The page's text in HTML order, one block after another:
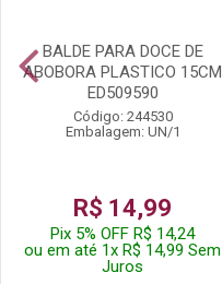
BALDE PARA DOCE DE
ABOBORA PLASTICO 15CM
ED509590
Código: 244530
Embalagem: UN/1
R$ 14,99
Pix 5% OFF R$ 14,24
ou em até 1x R$ 14,99 Sem
Juros